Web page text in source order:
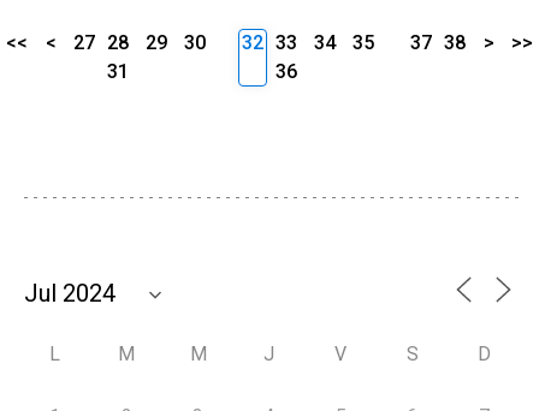
<< < 27 28 29
30
31
32 33 34
35
36
37 38 > >>
L M M J V S D